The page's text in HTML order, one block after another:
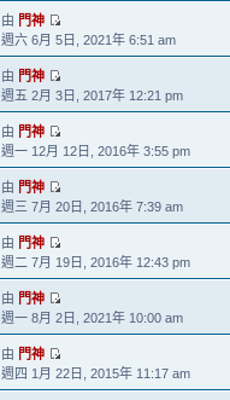
由 門神
週六 6月 5日, 2021年 6:51 am
由 門神
週五 2月 3日, 2017年 12:21 pm
由 門神
週一 12月 12日, 2016年 3:55 pm
由 門神
週三 7月 20日, 2016年 7:39 am
由 門神
週二 7月 19日, 2016年 12:43 pm
由 門神
週一 8月 2日, 2021年 10:00 am
由 門神
週四 1月 22日, 2015年 11:17 am